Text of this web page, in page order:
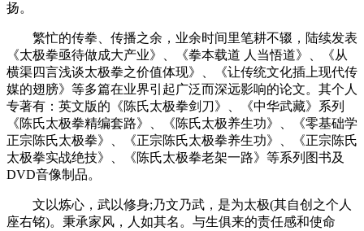
扬。
繁忙的传拳、传播之余，业余时间里笔耕不辍，陆续发表
《太极拳亟待做成大产业》、《拳本载道 人当悟道》、《从
横渠四言浅谈太极拳之价值体现》、《让传统文化插上现代传
媒的翅膀》等多篇在业界引起广泛而深远影响的论文。其个人
专著有：英文版的《陈氏太极拳剑刀》、《中华武藏》系列
《陈氏太极拳精编套路》、《陈氏太极养生功》、《零基础学
正宗陈氏太极拳》、《正宗陈氏太极拳养生功》、《正宗陈氏
太极拳实战绝技》、《陈氏太极拳老架一路》等系列图书及
DVD音像制品。
文以炼心，武以修身;乃文乃武，是为太极(其自创之个人
座右铭)。秉承家风，人如其名。与生俱来的责任感和使命